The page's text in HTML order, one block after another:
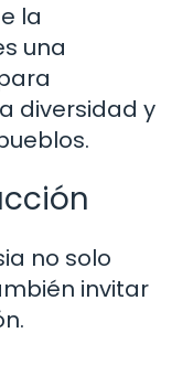
la
una
diversidad y
no solo
invitar